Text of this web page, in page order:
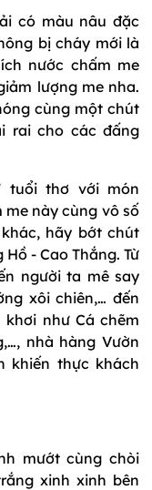
có màu nâu đặc
bị cháy mới là
nước chấm me
lượng me nha.
cùng một chút
rai cho các đấng
tuổi thơ với món
này cùng vô số
hãy bớt chút
- Cao Thắng. Từ
người ta mê say
xôi chiên,… đến
như Cá chẽm
nhà hàng Vườn
khiến thực khách
mướt cùng chòi
xinh xinh bên